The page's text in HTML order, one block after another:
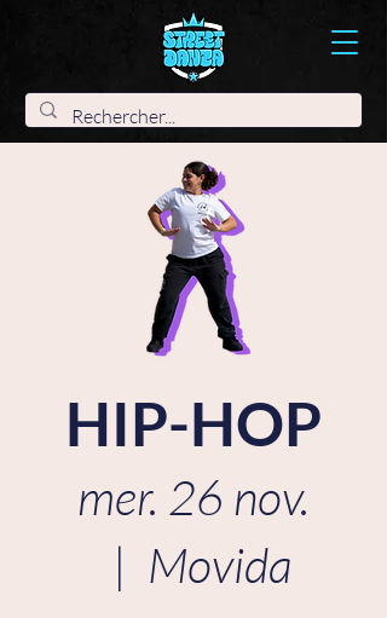
HIP-HOP
mer. 26 nov.
  |
Movida